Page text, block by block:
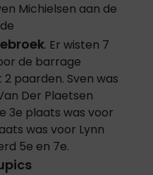
Michielsen aan de
. Er wisten 7
de barrage
paarden. Sven was
Der Plaetsen
3e plaats was voor
was voor Lynn
5e en 7e.